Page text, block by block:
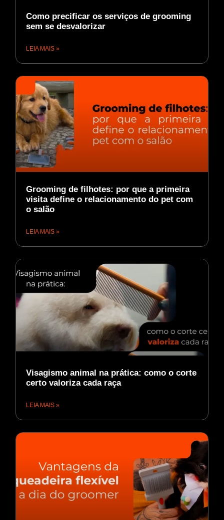
Como precificar os serviços de grooming
sem se desvalorizar
LEIA MAIS »
Grooming de filhotes: por que a primeira
visita define o relacionamento do pet com
o salão
LEIA MAIS »
Visagismo animal na prática: como o corte
certo valoriza cada raça
LEIA MAIS »